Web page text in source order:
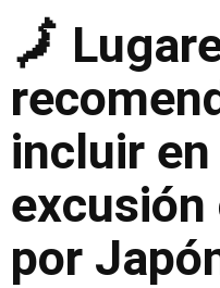
🗾
incluir
por